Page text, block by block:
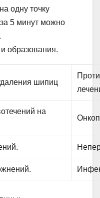
одну точку
5 минут можно
образования.
шипиц
на